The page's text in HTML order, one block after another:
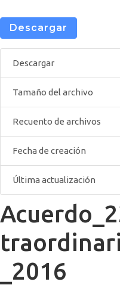
Descargar
Descargar
Tamaño del archivo
Recuento de archivos
Fecha de creación
Última actualización
_2016